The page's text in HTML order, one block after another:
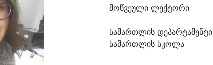
მოწვეული ლექტორი
სამართლის დეპარტამენტი
სამართლის სკოლა